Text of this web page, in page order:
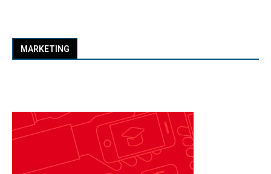
MARKETING